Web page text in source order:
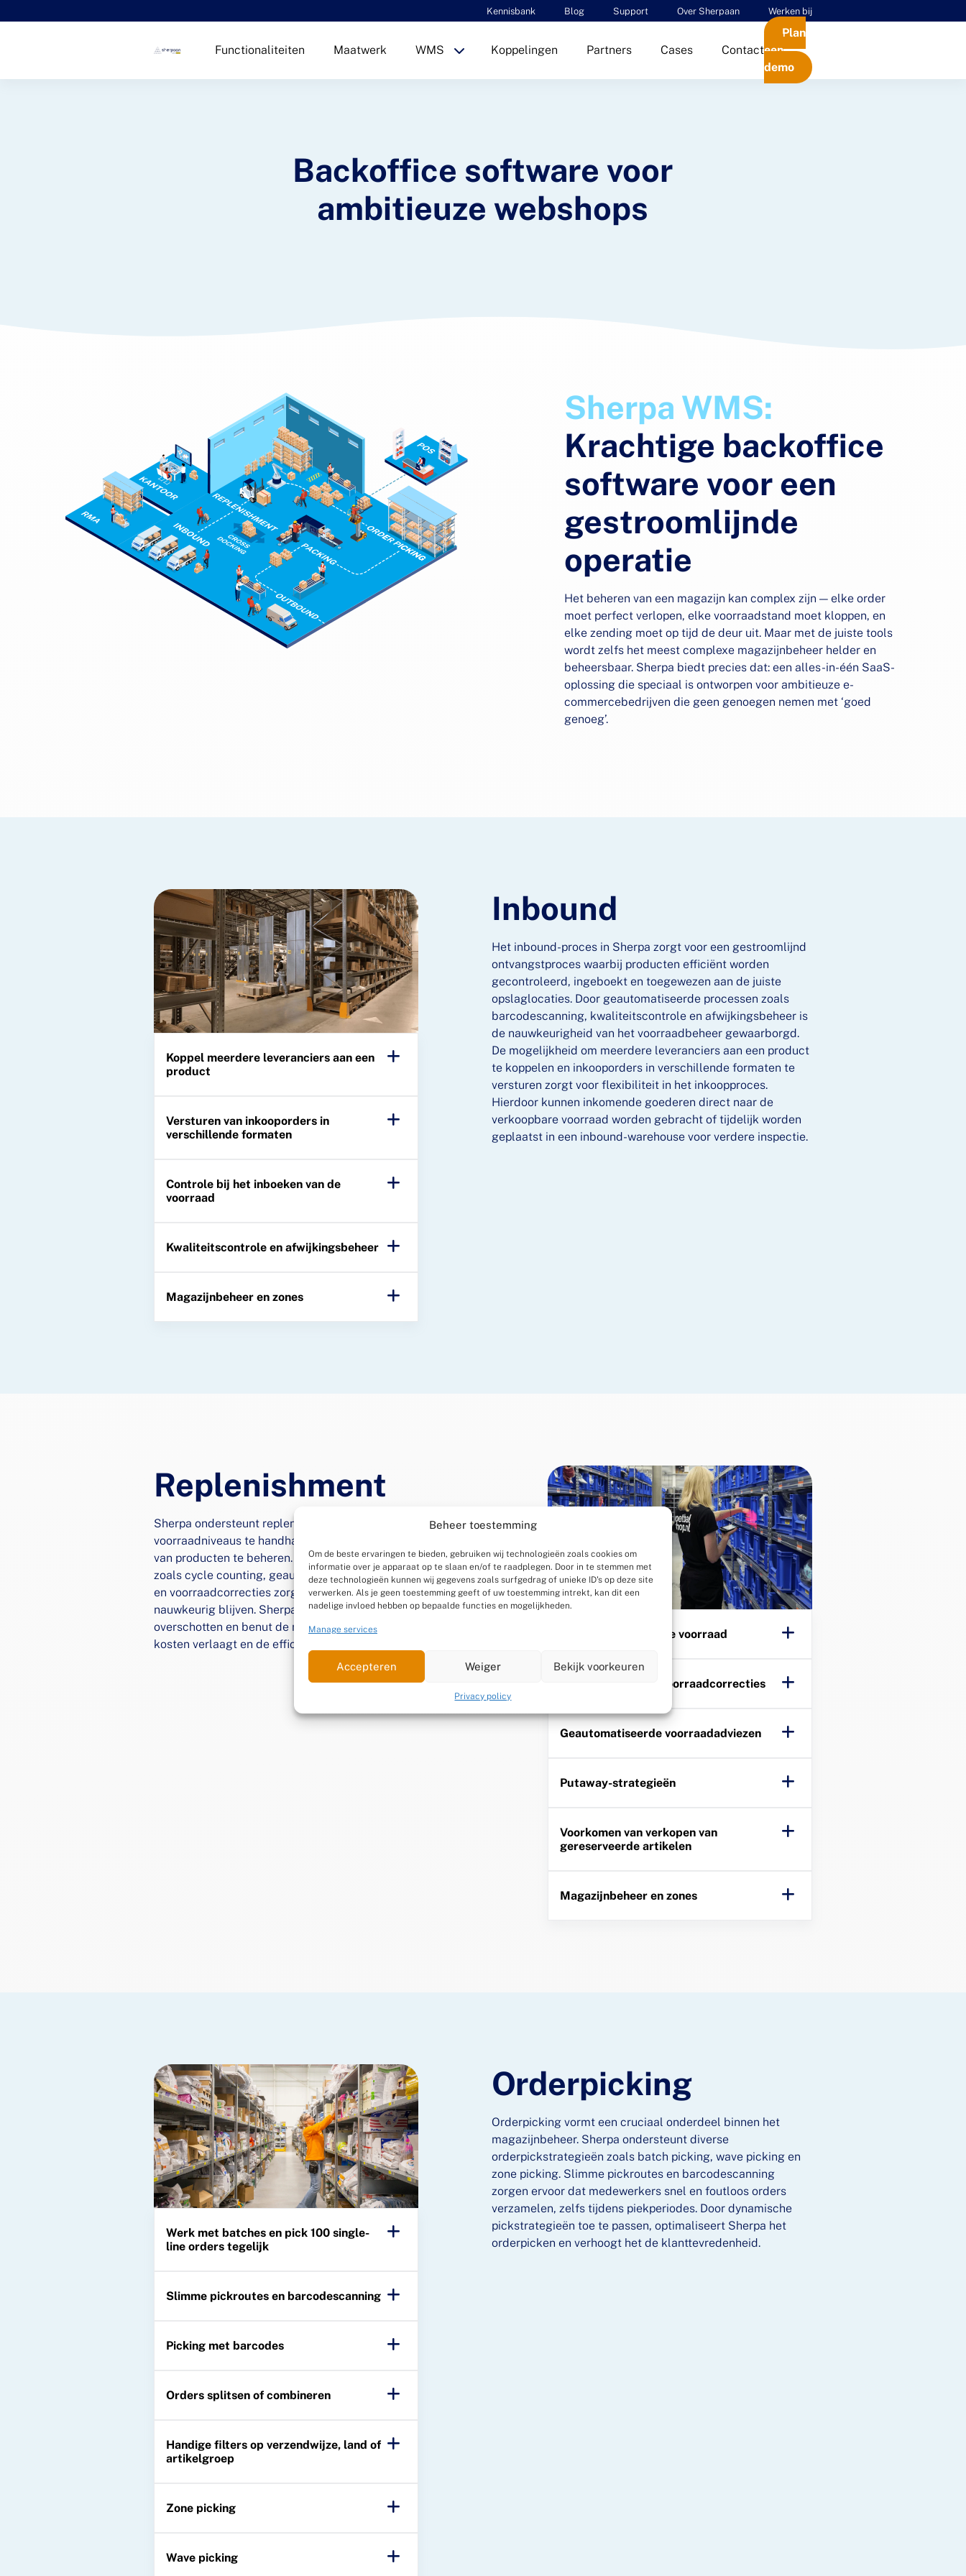
Beheer toestemming
Om de beste ervaringen te bieden, gebruiken wij technologieën zoals cookies om
informatie over je apparaat op te slaan en/of te raadplegen. Door in te stemmen met
deze technologieën kunnen wij gegevens zoals surfgedrag of unieke ID's op deze site
verwerken. Als je geen toestemming geeft of uw toestemming intrekt, kan dit een
nadelige invloed hebben op bepaalde functies en mogelijkheden.
Manage services
Accepteren Weiger Bekijk voorkeuren
Privacy policy
Kennisbank Blog Support Over Sherpaan Werken bij
Functionaliteiten Maatwerk WMS Koppelingen Partners Cases Contact
Plan
een
demo
Backoffice software voor
ambitieuze webshops
Sherpa WMS:
Krachtige backoffice
software voor een
gestroomlijnde
operatie
Het beheren van een magazijn kan complex zijn — elke order
moet perfect verlopen, elke voorraadstand moet kloppen, en
elke zending moet op tijd de deur uit. Maar met de juiste tools
wordt zelfs het meest complexe magazijnbeheer helder en
beheersbaar. Sherpa biedt precies dat: een alles-in-één SaaS-
oplossing die speciaal is ontworpen voor ambitieuze e-
commercebedrijven die geen genoegen nemen met ‘goed
genoeg’.
Koppel meerdere leveranciers aan een
product
Versturen van inkooporders in
verschillende formaten
Controle bij het inboeken van de
voorraad
Kwaliteitscontrole en afwijkingsbeheer
Magazijnbeheer en zones
Inbound
Het inbound-proces in Sherpa zorgt voor een gestroomlijnd
ontvangstproces waarbij producten efficiënt worden
gecontroleerd, ingeboekt en toegewezen aan de juiste
opslaglocaties. Door geautomatiseerde processen zoals
barcodescanning, kwaliteitscontrole en afwijkingsbeheer is
de nauwkeurigheid van het voorraadbeheer gewaarborgd.
De mogelijkheid om meerdere leveranciers aan een product
te koppelen en inkooporders in verschillende formaten te
versturen zorgt voor flexibiliteit in het inkoopproces.
Hierdoor kunnen inkomende goederen direct naar de
verkoopbare voorraad worden gebracht of tijdelijk worden
geplaatst in een inbound-warehouse voor verdere inspectie.
Replenishment
Sherpa ondersteunt replenishment-processen door optimale
voorraadniveaus te handhaven en de opslag en aanvulling
van producten te beheren. Geavanceerde mogelijkheden
zoals cycle counting, geautomatiseerde voorraadadviezen
en voorraadcorrecties zorgen ervoor dat voorraden
nauwkeurig blijven. Sherpa voorkomt zowel tekorten als
overschotten en benut de magazijnruimte optimaal, wat de
kosten verlaagt en de efficiëntie verhoogt.
Realtime inzicht in de voorraad
Cycle counting en voorraadcorrecties
Geautomatiseerde voorraadadviezen
Putaway-strategieën
Voorkomen van verkopen van
gereserveerde artikelen
Magazijnbeheer en zones
Werk met batches en pick 100 single-
line orders tegelijk
Slimme pickroutes en barcodescanning
Picking met barcodes
Orders splitsen of combineren
Handige filters op verzendwijze, land of
artikelgroep
Zone picking
Wave picking
Orderpicking
Orderpicking vormt een cruciaal onderdeel binnen het
magazijnbeheer. Sherpa ondersteunt diverse
orderpickstrategieën zoals batch picking, wave picking en
zone picking. Slimme pickroutes en barcodescanning
zorgen ervoor dat medewerkers snel en foutloos orders
verzamelen, zelfs tijdens piekperiodes. Door dynamische
pickstrategieën toe te passen, optimaliseert Sherpa het
orderpicken en verhoogt het de klanttevredenheid.